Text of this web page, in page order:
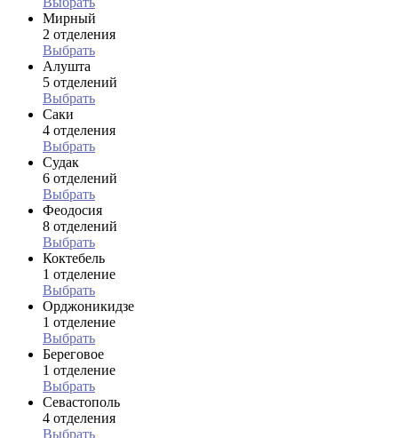
Мирный
2 отделения
Выбрать
Алушта
5 отделений
Выбрать
Саки
4 отделения
Выбрать
Судак
6 отделений
Выбрать
Феодосия
8 отделений
Выбрать
Коктебель
1 отделение
Выбрать
Орджоникидзе
1 отделение
Выбрать
Береговое
1 отделение
Выбрать
Севастополь
4 отделения
Выбрать